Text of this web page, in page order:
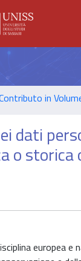
in
dati
o
europea